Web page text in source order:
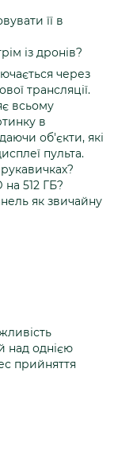
її в
із дронів?
через
трансляції.
всьому
в
об'єкти, які
пульта.
на 512 ГБ?
як звичайну
над однією
прийняття